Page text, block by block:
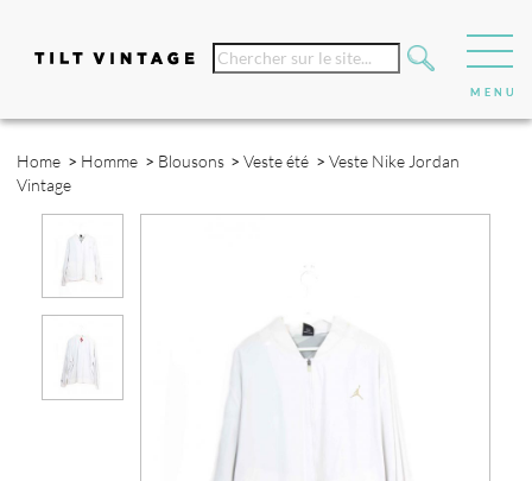
Home > Homme > Blousons >Veste été >Veste Nike Jordan
Vintage